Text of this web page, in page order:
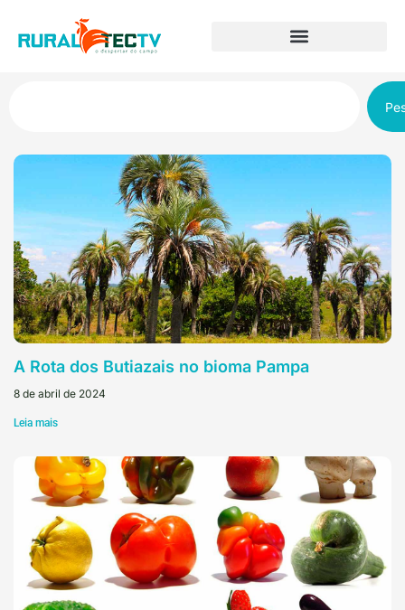
A Rota dos Butiazais no bioma Pampa
8 de abril de 2024
Leia mais